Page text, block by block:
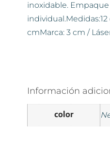
inoxidable. Empaque
individual.Medidas:12
cmMarca: 3 cm /
Información
color